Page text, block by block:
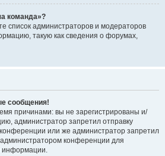
команда»?
список администраторов и модераторов
такую как сведения о форумах,
сообщения!
причинами: вы не зарегистрированы и/
администратор запретил отправку
или же администратор запретил
конференции для
информации.